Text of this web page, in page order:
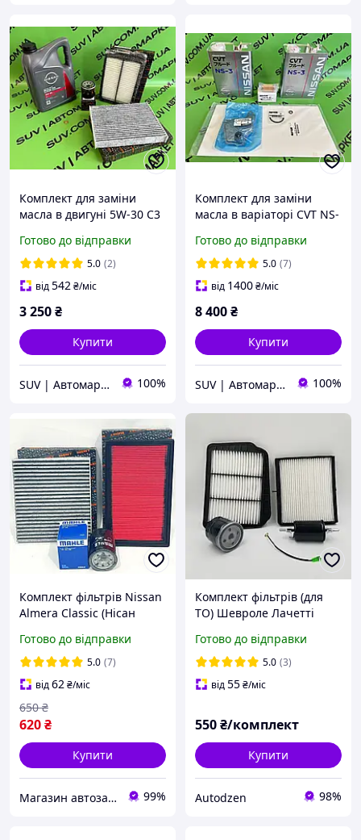
Комплект для заміни
масла в двигуні 5W-30 C3
Rogue 2014-2020 /
KE90091043
Готово до відправки
5.0 (2)
від542₴/міс
3 250₴
Купити
SUV | Автомаркет 100%
Комплект для заміни
масла в варіаторі CVT NS-
8 літрів KLE5300004
Готово до відправки
5.0 (7)
від 1400₴/міс
8 400₴
Купити
SUV | Автомаркет 100%
Комплект фільтрів Nissan
Almera Classic (Нісан
(олійний, повітряний,
салону вугільний)
Готово до відправки
5.0 (7)
від62₴/міс
620₴
650 ₴
Купити
Магазин автозапчастин - Levoparts 99%
Комплект фільтрів (для
ТО) Шевроле Лачетті
Готово до відправки
5.0 (3)
від55₴/міс
550₴/комплект
Купити
Autodzen 98%